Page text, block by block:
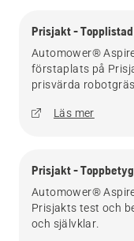
dra nytta av
av den
Aspire™-
Prisjakt - Topplistad
Automower®
förstaplats på
prisvärda
Läs mer
Prisjakt - Toppbetyg
Automower®
Prisjakts test och
och självklar.